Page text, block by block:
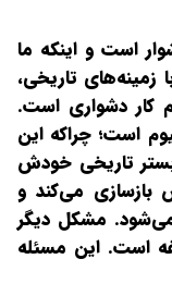
است و اینکه ما
زمینه‌های تاریخی،
کار دشواری است.
است؛ چراکه این
تاریخی خودش
بازسازی می‌کند و
مشکل دیگر
است. این مسئله